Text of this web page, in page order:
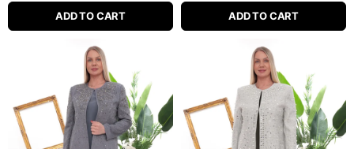
ADD TO CART ADD TO CART